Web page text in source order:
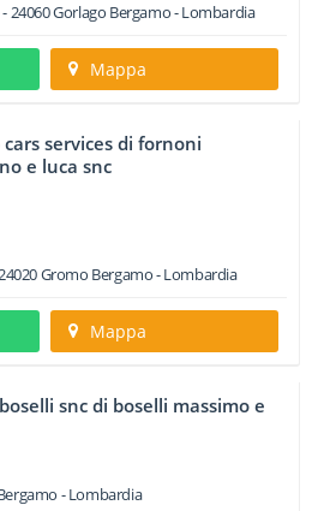
-24060Gorlago Bergamo -Lombardia
Mappa
cars services di fornoni
e luca snc
Gromo Bergamo -Lombardia
Mappa
snc di boselli massimo e
-Lombardia